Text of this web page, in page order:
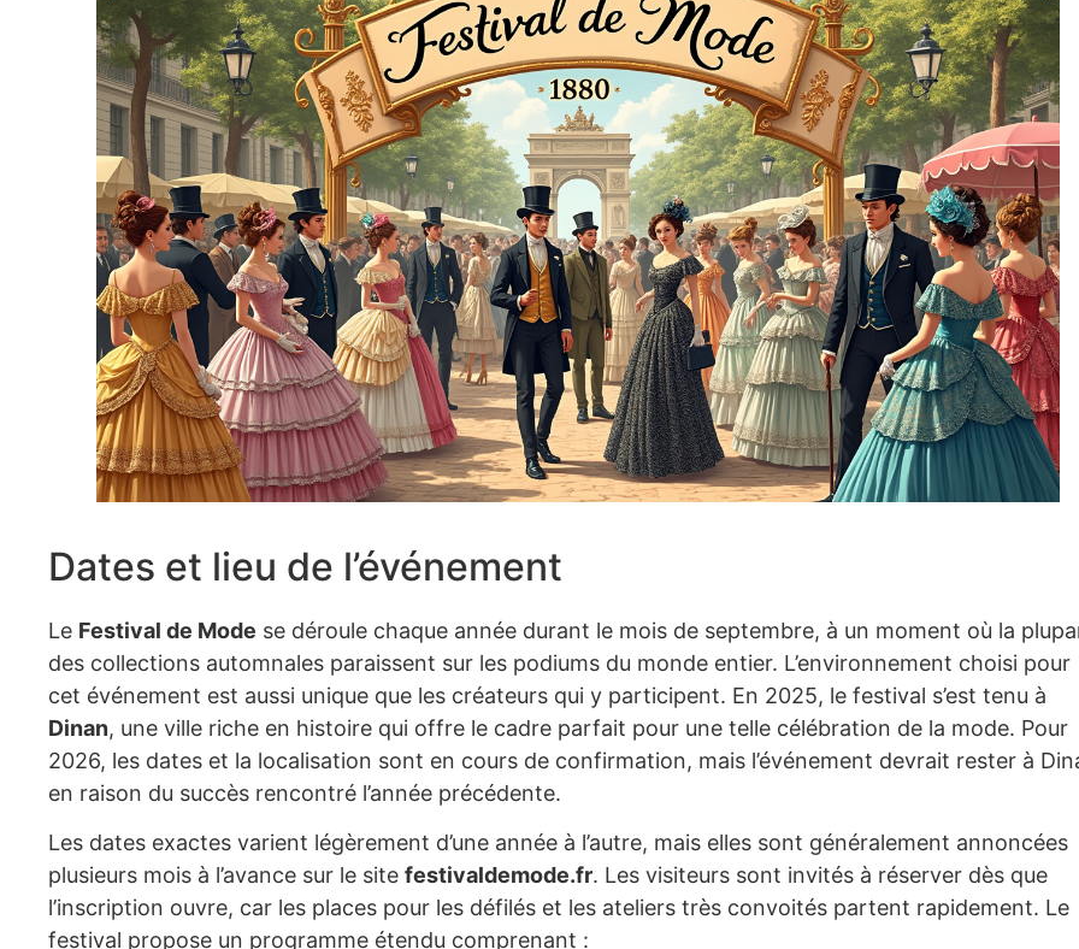
Dates et lieu de l’événement
Le Festival de Mode se déroule chaque année durant le mois de septembre, à un moment où la
des collections automnales paraissent sur les podiums du monde entier. L’environnement choisi pour
cet événement est aussi unique que les créateurs qui y participent. En 2025, le festival s’est tenu à
Dinan, une ville riche en histoire qui offre le cadre parfait pour une telle célébration de la mode. Pour
2026, les dates et la localisation sont en cours de confirmation, mais l’événement devrait rester à
en raison du succès rencontré l’année précédente.
Les dates exactes varient légèrement d’une année à l’autre, mais elles sont généralement annoncées
plusieurs mois à l’avance sur le site festivaldemode.fr. Les visiteurs sont invités à réserver dès que
l’inscription ouvre, car les places pour les défilés et les ateliers très convoités partent rapidement. Le
festival propose un programme étendu comprenant :